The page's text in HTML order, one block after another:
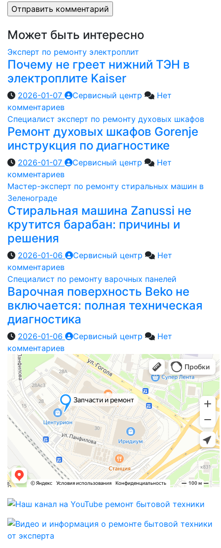
Может быть интересно
Эксперт по ремонту электроплит
Почему не греет нижний ТЭН в
электроплите Kaiser
2026-01-07 Сервисный центр
Нет
комментариев
Специалист эксперт по ремонту духовых шкафов
Ремонт духовых шкафов Gorenje
инструкция по диагностике
2026-01-07 Сервисный центр
Нет
комментариев
Мастер-эксперт по ремонту стиральных машин в
Зеленограде
Стиральная машина Zanussi не
крутится барабан: причины и
решения
2026-01-06 Сервисный центр
Нет
комментариев
Специалист по ремонту варочных панелей
Варочная поверхность Beko не
включается: полная техническая
диагностика
2026-01-06 Сервисный центр
Нет
комментариев